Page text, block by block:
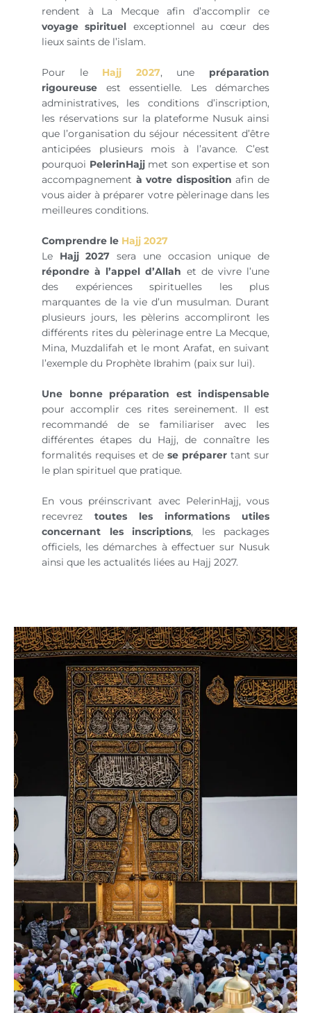
rendent à La Mecque afin d’accomplir ce
voyage spirituel exceptionnel au cœur des
lieux saints de l’islam.
Pour le Hajj 2027, une préparation
rigoureuse est essentielle. Les démarches
administratives, les conditions d’inscription,
les réservations sur la plateforme Nusuk ainsi
que l’organisation du séjour nécessitent d’être
anticipées plusieurs mois à l’avance. C’est
pourquoi PelerinHajjmet son expertise et son
accompagnement à votre disposition afin de
vous aider à préparer votre pèlerinage dans les
meilleures conditions.
Comprendre le Hajj 2027
Le Hajj 2027 sera une occasion unique de
répondre à l’appel d’Allah et de vivre l’une
des expériences spirituelles les plus
marquantes de la vie d’un musulman. Durant
plusieurs jours, les pèlerins accompliront les
différents rites du pèlerinage entre La Mecque,
Mina, Muzdalifah et le mont Arafat, en suivant
l’exemple du Prophète Ibrahim (paix sur lui).
Une bonne préparation est indispensable
pour accomplir ces rites sereinement. Il est
recommandé de se familiariser avec les
différentes étapes du Hajj, de connaître les
formalités requises et de se préparer tant sur
le plan spirituel que pratique.
En vous préinscrivant avec PelerinHajj, vous
recevrez toutes les informations utiles
concernant les inscriptions, les packages
officiels, les démarches à effectuer sur Nusuk
ainsi que les actualités liées au Hajj 2027.